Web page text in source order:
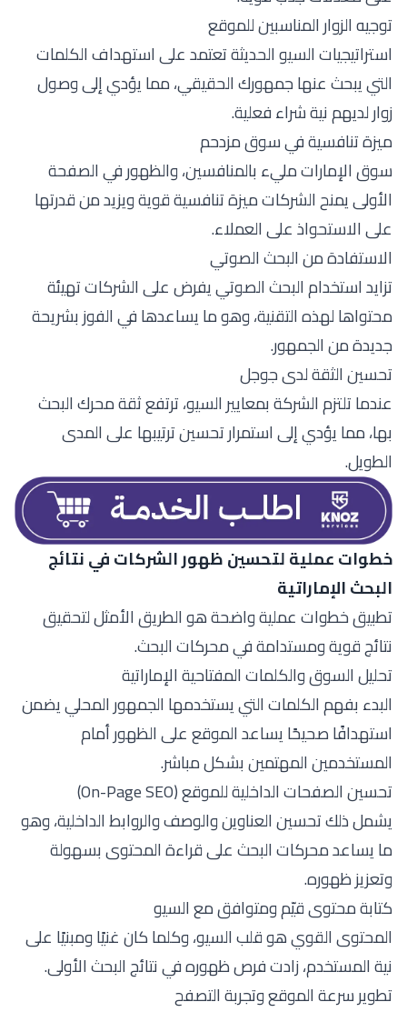
توجيه الزوار المناسبين للموقع
استراتيجيات السيو الحديثة تعتمد على استهداف الكلمات
التي يبحث عنها جمهورك الحقيقي، مما يؤدي إلى وصول
زوار لديهم نية شراء فعلية.
ميزة تنافسية في سوق مزدحم
سوق الإمارات مليء بالمنافسين، والظهور في الصفحة
الأولى يمنح الشركات ميزة تنافسية قوية ويزيد من قدرتها
على الاستحواذ على العملاء.
الاستفادة من البحث الصوتي
تزايد استخدام البحث الصوتي يفرض على الشركات تهيئة
محتواها لهذه التقنية، وهو ما يساعدها في الفوز بشريحة
جديدة من الجمهور.
تحسين الثقة لدى جوجل
عندما تلتزم الشركة بمعايير السيو، ترتفع ثقة محرك البحث
بها، مما يؤدي إلى استمرار تحسين ترتيبها على المدى
الطويل.
خطوات عملية لتحسين ظهور الشركات في نتائج
البحث الإماراتية
تطبيق خطوات عملية واضحة هو الطريق الأمثل لتحقيق
نتائج قوية ومستدامة في محركات البحث.
تحليل السوق والكلمات المفتاحية الإماراتية
البدء بفهم الكلمات التي يستخدمها الجمهور المحلي يضمن
استهدافًا صحيحًا يساعد الموقع على الظهور أمام
المستخدمين المهتمين بشكل مباشر.
تحسين الصفحات الداخلية للموقع (On-Page SEO)
يشمل ذلك تحسين العناوين والوصف والروابط الداخلية، وهو
ما يساعد محركات البحث على قراءة المحتوى بسهولة
وتعزيز ظهوره.
كتابة محتوى قيّم ومتوافق مع السيو
المحتوى القوي هو قلب السيو، وكلما كان غنيًا ومبنيًا على
نية المستخدم، زادت فرص ظهوره في نتائج البحث الأولى.
تطوير سرعة الموقع وتجربة التصفح